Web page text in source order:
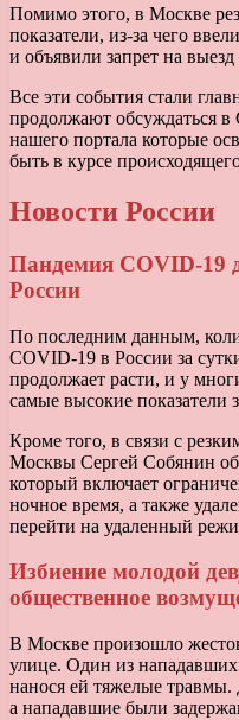
Помимо этого, в Москве
показатели, из-за чего
и объявили запрет на выезд
Все эти события стали
продолжают обсуждаться
нашего портала которые
быть в курсе
Новости России
Пандемия COVID-19
России
По последним данным,
COVID-19 в России за
продолжает расти, и у
самые высокие показатели
Кроме того, в связи с
Москвы Сергей Собянин
который включает
ночное время, а также
перейти на удаленный
Избиение молодой
общественное
В Москве произошло
улице. Один из нападавших
нанося ей тяжелые травмы.
а нападавшие были